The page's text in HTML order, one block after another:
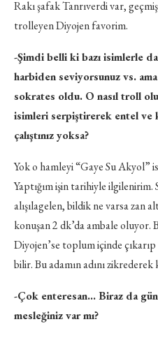
Rakı şafak Tanrıverdi var,
trolleyen Diyojen favorim.
-Şimdi belli ki bazı isimlerle
harbiden seviyorsunuz vs. ama
sokrates oldu. O nasıl troll
isimleri serpiştirerek entel ve
çalıştınız yoksa?
Yok o hamleyi “Gaye Su Akyol”
Yaptığım işin tarihiyle
alışılagelen, bildik ne varsa zan
konuşan 2 dk’da ambale oluyor.
Diyojen’se toplum içinde
bilir. Bu adamın adını
-Çok enteresan… Biraz da
mesleğiniz var mı?